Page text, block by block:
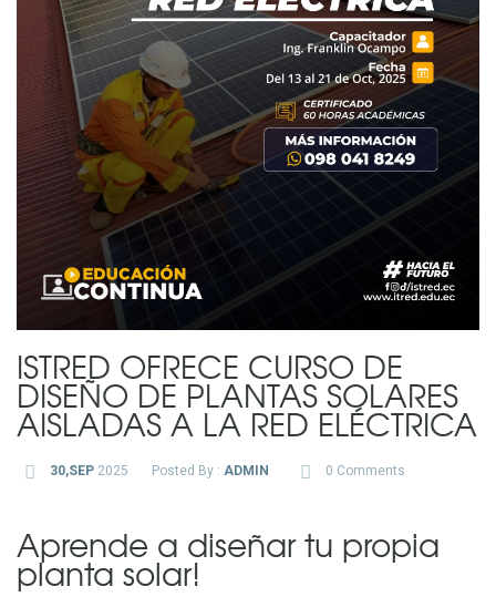
ISTRED OFRECE CURSO DE
DISEÑO DE PLANTAS SOLARES
AISLADAS A LA RED ELÉCTRICA
30,SEP2025 Posted By : ADMIN 0 Comments
Aprende a diseñar tu propia
planta solar!